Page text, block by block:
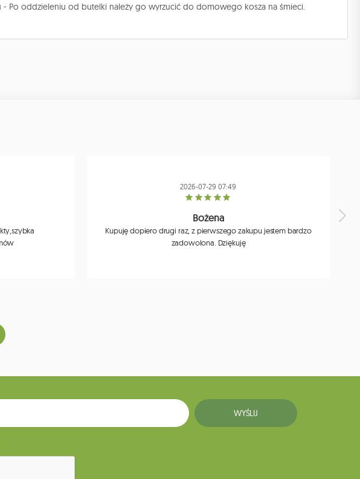
- Po oddzieleniu od butelki należy go wyrzucić do domowego kosza na śmieci.
2026-07-29 07:49
Bożena
Kupuję dopiero drugi raz, z pierwszego zakupu jestem bardzo
zadowolona. Dziękuję
WYŚLIJ